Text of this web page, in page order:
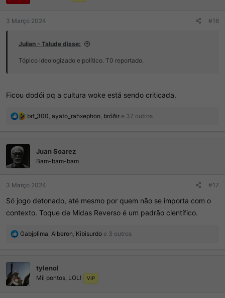
s
3 Março 2024 #16
Julian - Talude disse:
Tópico ideologizado e político. T0 reportado.
Ficou dodói pq a cultura woke está sendo criticada.
R
s
brt_300 ayato_rahxephon bróðir e 37 outros
Juan Soarez
Bam-bam-bam
3 Março 2024 #17
Só jogo detonado, até mesmo por quem não se importa com o
contexto. Toque de Midas Reverso é um padrão científico.
R
e
s
Gabjplima Alberon Kibisurdo e 3 outros
tylenol
Mil pontos, LOL! VIP